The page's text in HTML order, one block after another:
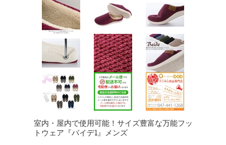
室内・屋内で使用可能！サイズ豊富な万能フッ
トウェア『バイデ1』メンズ